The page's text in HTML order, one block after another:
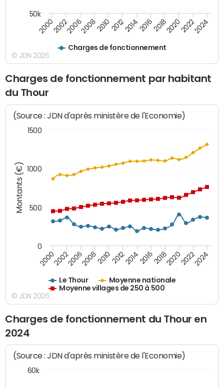
Charges de fonctionnement
200020022006200820102012201420162018202020222024
50k
© JDN 2026
Charges de fonctionnement par habitant
du Thour
Montants (€)
(Source : JDN d'après ministère de l'Economie)
Le Thour
Moyenne nationale
Moyenne villages de 250 à 500
200020022006200820102012201420162018202020222024
0
500
1000
1500
© JDN 2026
Charges de fonctionnement du Thour en
2024
(Source : JDN d'après ministère de l'Economie)
60k